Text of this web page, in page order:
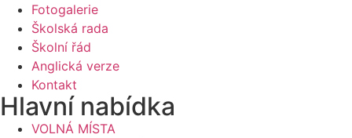
Fotogalerie
Školská rada
Školní řád
Anglická verze
Kontakt
Hlavní nabídka
VOLNÁ MÍSTA